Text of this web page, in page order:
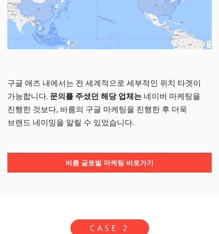
구글 애즈 내에서는 전 세계적으로 세부적인 위치 타겟이
가능합니다. 문의를 주셨던 해당 업체는 네이버 마케팅을
진행한 것보다, 바름의 구글 마케팅을 진행한 후 더욱
브랜드 네이밍을 알릴 수 있었습니다.
바름 글로벌 마케팅 바로가기
CASE 2